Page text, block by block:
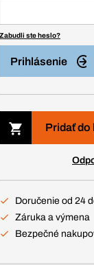
Zabudli ste heslo?
Prihlásenie
Pridať do
Doručenie od 24
Záruka a výmena
Bezpečné